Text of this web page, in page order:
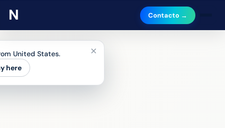
Contacto →
United States.
here
×